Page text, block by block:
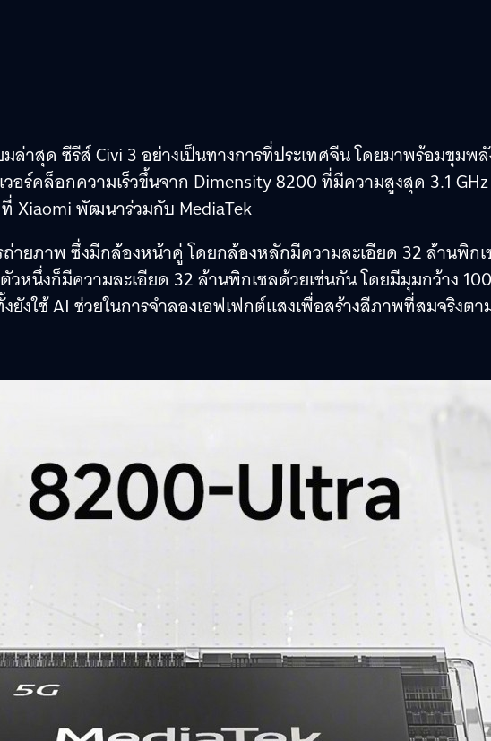
ล่าสุด ซีรีส์ Civi 3 อย่างเป็นทางการที่ประเทศจีน โดยมาพร้อมขุมพ
อร์คล็อกความเร็วขึ้นจาก Dimensity 8200 ที่มีความสูงสุด 3.1
พัฒนาร่วมกับ MediaTek
ายภาพ ซึ่งมีกล้องหน้าคู่ โดยกล้องหลักมีความละเอียด 32 ล้านพิก
หนึ่งก็มีความละเอียด 32 ล้านพิกเซลด้วยเช่นกัน โดยมีมุมกว้าง 100
งใช้ AI ช่วยในการจำลองเอฟเฟกต์แสงเพื่อสร้างสีภาพที่สมจริงตา